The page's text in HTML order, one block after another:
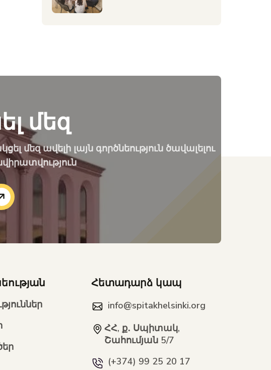
մեզ
ավելի լայն գործնեություն ծավալելու
Հետադարձ կապ
info@spitakhelsinki.org
ՀՀ, ք․ Սպիտակ,
Շահումյան 5/7
(+374) 99 25 20 17